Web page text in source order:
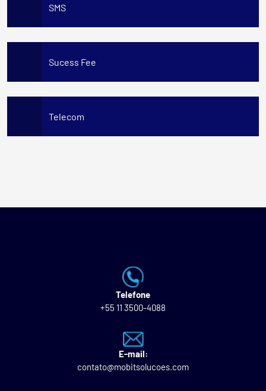
SMS
Sucess Fee
Telecom
Telefone
+55 11 3500-4088
E-mail:
contato@mobitsolucoes.com